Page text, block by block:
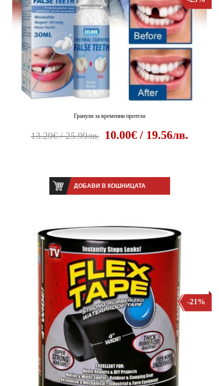
Гранули за временни протези
13.29€ / 25.99лв. 10.00€ / 19.56лв.
ДОБАВИ В КОШНИЦАТА
-21%